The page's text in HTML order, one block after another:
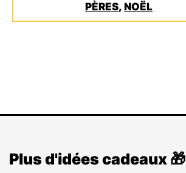
PÈRES, NOËL
Plus d'idées cadeaux 🎁